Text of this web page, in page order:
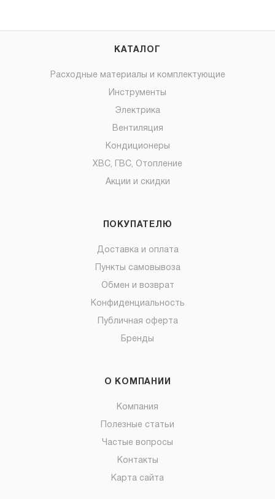
КАТАЛОГ
Расходные материалы и комплектующие
Инструменты
Электрика
Вентиляция
Кондиционеры
ХВС, ГВС, Отопление
Акции и скидки
ПОКУПАТЕЛЮ
Доставка и оплата
Пункты самовывоза
Обмен и возврат
Конфиденциальность
Публичная оферта
Бренды
О КОМПАНИИ
Компания
Полезные статьи
Частые вопросы
Контакты
Карта сайта